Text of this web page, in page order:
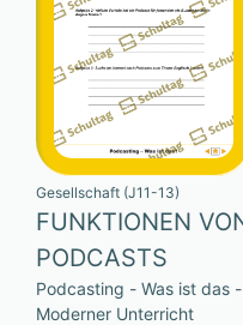
Gesellschaft (J11-13)
FUNKTIONEN
PODCASTS
Podcasting - Was ist das -
Moderner Unterricht